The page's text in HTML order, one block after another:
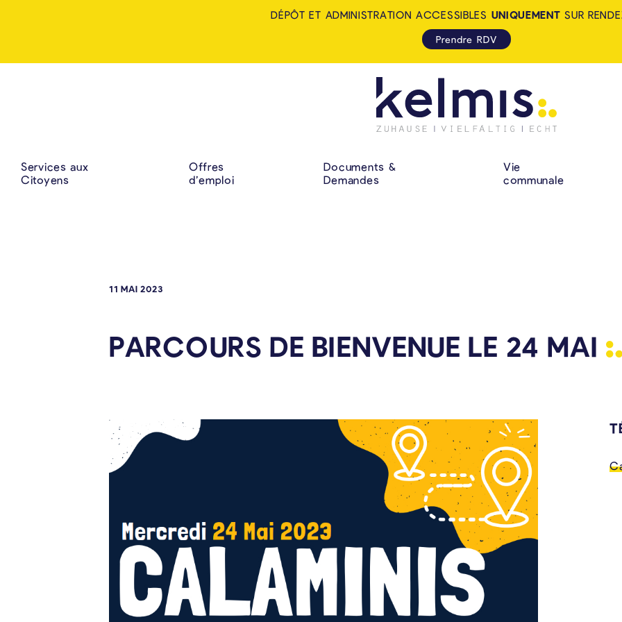
KELMIS - LA
NAVIGATION
Services aux
Citoyens
Offres
d’emploi
Documents &
Demandes
Vie
communale
DÉPÔT ET ADMINISTRATION ACCESSIBLES UNIQUEMENT SUR
Prendre RDV
11 MAI 2023
PARCOURS DE BIENVENUE LE 24 MAI